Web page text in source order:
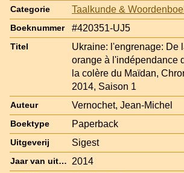
Categorie Taalkunde &
Boeknummer #420351-UJ5
Titel
Ukraine: l'engrenage: De
orange à l'indépendance
la colère du Maïdan,
2014, Saison 1
Auteur Vernochet, Jean-Michel
Boektype Paperback
Uitgeverij Sigest
Jaar van uitgave 2014